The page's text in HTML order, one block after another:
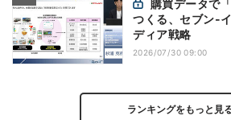
つくる、セブン-
ディア戦略
2026/07/30 09:00
ランキングをもっと見